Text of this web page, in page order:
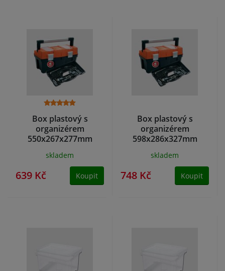
Box plastový s
organizérem
550x267x277mm
skladem
639 Kč Koupit
Box plastový s
organizérem
598x286x327mm
skladem
748 Kč Koupit